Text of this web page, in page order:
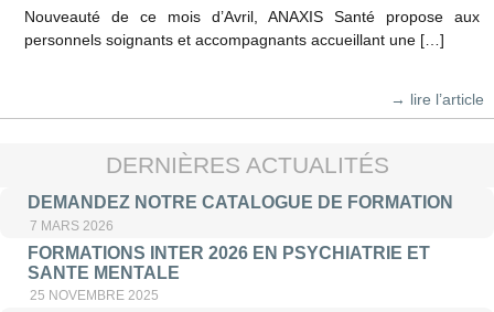
Nouveauté de ce mois d’Avril, ANAXIS Santé propose aux
personnels soignants et accompagnants accueillant une […]
→ lire l’article
DERNIÈRES ACTUALITÉS
DEMANDEZ NOTRE CATALOGUE DE FORMATION
7 MARS 2026
FORMATIONS INTER 2026 EN PSYCHIATRIE ET
SANTE MENTALE
25 NOVEMBRE 2025